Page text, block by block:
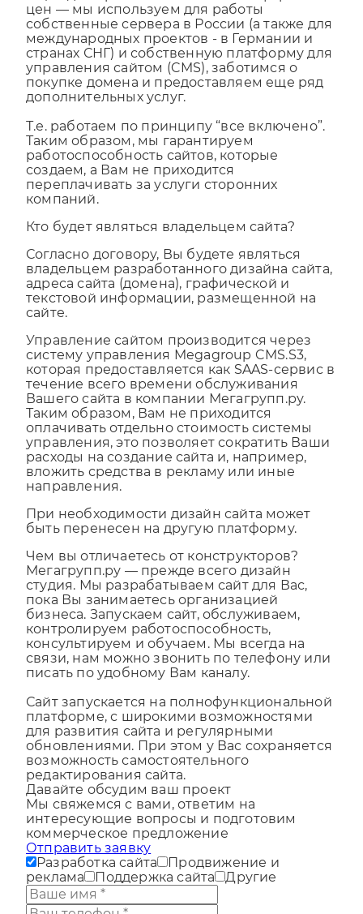
Еще одна причина настолько комфортных
цен — мы используем для работы
собственные сервера в России (а также для
международных проектов - в Германии и
странах СНГ) и собственную платформу для
управления сайтом (CMS), заботимся о
покупке домена и предоставляем еще ряд
Т.е. работаем по принципу “все включено”.
Таким образом, мы гарантируем
работоспособность сайтов, которые
создаем, а Вам не приходится
переплачивать за услуги сторонних
Согласно договору, Вы будете являться
владельцем разработанного дизайна сайта,
адреса сайта (домена), графической и
текстовой информации, размещенной на
Управление сайтом производится через
систему управления Megagroup CMS.S3,
которая предоставляется как SAAS-сервис в
течение всего времени обслуживания
Вашего сайта в компании Мегагрупп.ру.
Таким образом, Вам не приходится
оплачивать отдельно стоимость системы
управления, это позволяет сократить Ваши
расходы на создание сайта и, например,
вложить средства в рекламу или иные
При необходимости дизайн сайта может
Чем вы отличаетесь от конструкторов?
Мегагрупп.ру — прежде всего дизайн
студия. Мы разрабатываем сайт для Вас,
пока Вы занимаетесь организацией
бизнеса. Запускаем сайт, обслуживаем,
контролируем работоспособность,
консультируем и обучаем. Мы всегда на
связи, нам можно звонить по телефону или
Сайт запускается на полнофункциональной
платформе, с широкими возможностями
для развития сайта и регулярными
обновлениями. При этом у Вас сохраняется
возможность самостоятельного
редактирования сайта.
Давайте обсудим ваш проект
Мы свяжемся с вами, ответим на
интересующие вопросы и подготовим
коммерческое предложение
Отправить заявку
Разработка сайта
Продвижение и
реклама
Поддержка сайта